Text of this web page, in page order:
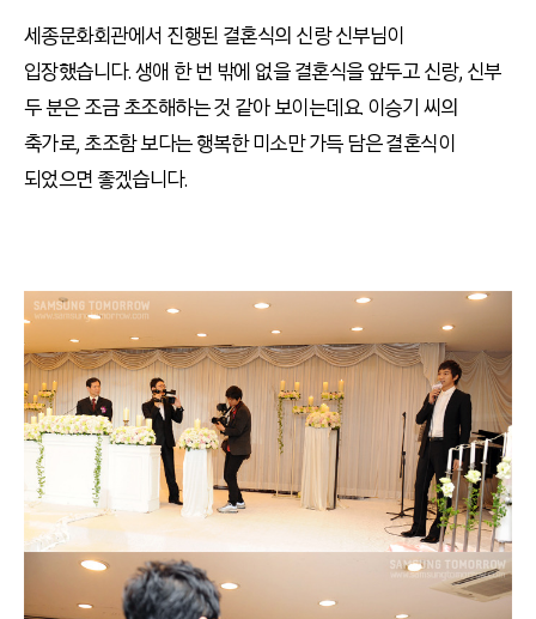
세종문화회관에서 진행된 결혼식의 신랑 신부님이
입장했습니다. 생애 한 번 밖에 없을 결혼식을 앞두고 신랑, 신부
두 분은 조금 초조해하는 것 같아 보이는데요. 이승기 씨의
축가로, 초조함 보다는 행복한 미소만 가득 담은 결혼식이
되었으면 좋겠습니다.